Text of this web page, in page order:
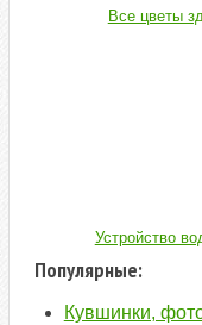
Все цветы
Устройство
Популярные:
Кувшинки,